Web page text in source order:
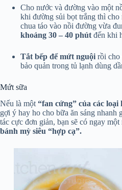
Cho nước và đường vào một
khi đường sủi bọt trắng thì
chua táo vào nồi đường vừa
khoảng 30 – 40 phút đến khi
Tắt bếp để mứt nguội rồi cho
bảo quản trong tủ lạnh dùng
Mứt sữa
Nếu là một “fan cứng” của các loại
gợi ý hay ho cho bữa ăn sáng nhanh
tác cực đơn giản, bạn sẽ có ngay
bánh mỳ siêu “hợp cạ”.